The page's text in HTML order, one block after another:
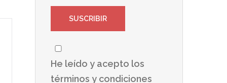
He leído y acepto los
términos y condiciones